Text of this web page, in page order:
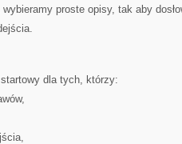
proste opisy, tak aby
dla tych, którzy: